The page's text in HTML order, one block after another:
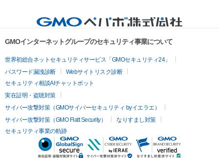
GMOインターネットグループのセキュリティ事業について
世界初総合ネットセキュリティサービス「GMOセキュリティ24」
パスワード漏洩診断
Webサイトリスク診断
セキュリティ相談AIチャットボット
実在証明・盗聴対策
サイバー攻撃対策（GMOサイバーセキュリティ byイエラエ）
サイバー攻撃対策（GMO Flatt Security）
なりすまし対策
セキュリティ事業の軌跡